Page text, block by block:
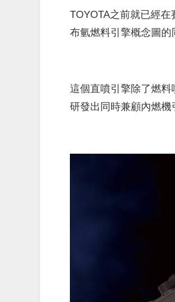
TOYOTA之前就已經
布氫燃料引擎概念圖的
這個直噴引擎除了燃
研發出同時兼顧內燃機